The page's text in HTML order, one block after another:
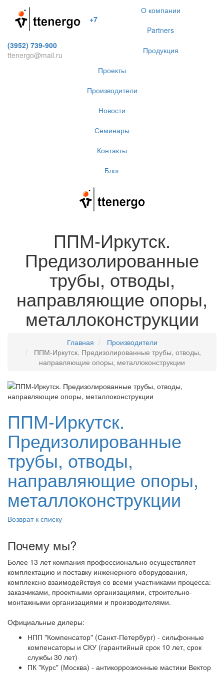
+7
(3952) 739-900
ttenergo@mail.ru
О компании
Partners
Продукция
Проекты
Производители
Новости
Семинары
Контакты
Блог
ППМ-Иркутск.
Предизолированные
трубы, отводы,
направляющие опоры,
металлоконструкции
Главная
Производители
ППМ-Иркутск. Предизолированные трубы, отводы,
направляющие опоры, металлоконструкции
ППМ-Иркутск.
Предизолированные
трубы, отводы,
направляющие опоры,
металлоконструкции
Возврат к списку
Почему мы?
Более 13 лет компания профессионально осуществляет
комплектацию и поставку инженерного оборудования,
комплексно взаимодействуя со всеми участниками процесса:
заказчиками, проектными организациями, строительно-
монтажными организациями и производителями.
Официальные дилеры:
НПП "Компенсатор" (Санкт-Петербург) - сильфонные
компенсаторы и СКУ (гарантийный срок 10 лет, срок
службы 30 лет)
ПК "Курс" (Москва) - антикоррозионные мастики Вектор